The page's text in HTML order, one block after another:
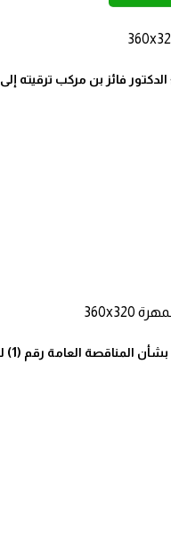
فائز بن مركب ترقيته إلى
المناقصة العامة رقم (1) لعام 2026م